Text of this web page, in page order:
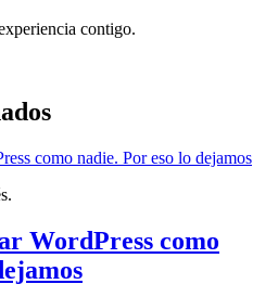
contigo.
WordPress como